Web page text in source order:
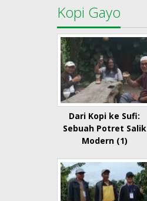
Kopi Gayo
Dari Kopi ke Sufi:
Sebuah Potret Salik
Modern (1)